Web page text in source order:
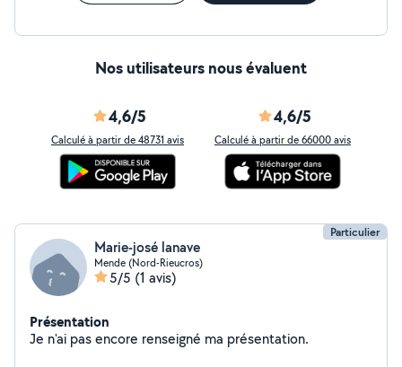
Nos utilisateurs nous évaluent
4,6/5
Calculé à partir de 48731 avis
4,6/5
Calculé à partir de 66000 avis
Particulier
Marie-josé lanave
Mende (Nord-Rieucros)
5/5 (1 avis)
Présentation
Je n'ai pas encore renseigné ma présentation.